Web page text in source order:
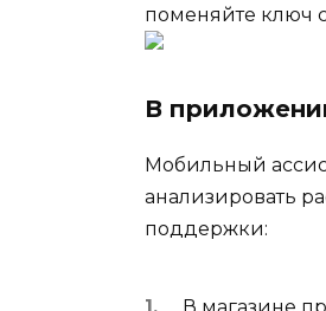
поменяйте ключ
В
Мобильный
анализировать
поддержки:
В магазине